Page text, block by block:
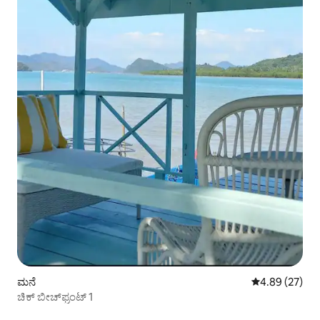
ಮನೆ 5 ರಲ್ಲಿ 4.89
4.89 (27)
ಚಿಕ್ ಬೀಚ್‌ಫ್ರಂಟ್ 1